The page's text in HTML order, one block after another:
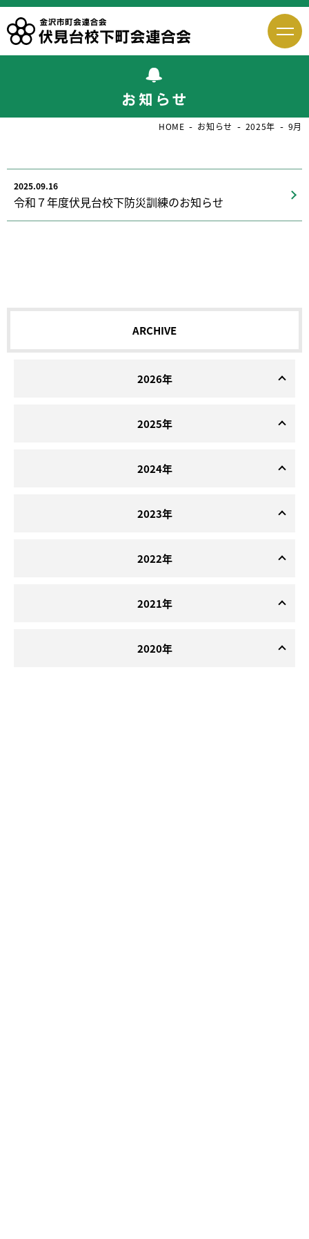
HOME お知らせ 2025年 9月
2025.09.16
令和７年度伏見台校下防災訓練のお知らせ
ARCHIVE
2026年
2025年
2024年
2023年
2022年
2021年
2020年